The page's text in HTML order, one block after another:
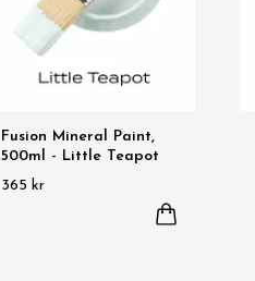
Fusion Mineral Paint,
500ml - Little Teapot
365 kr